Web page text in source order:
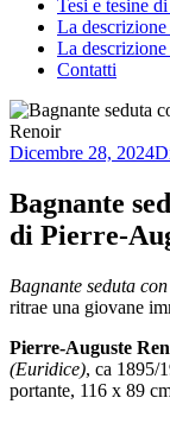
Tesi e tesine
La
La
Contatti
Pubblicato
Dicembre 28, 2024
Bagnante
di Pierre-
Bagnante seduta
ritrae una giovane
Pierre-Auguste
(Euridice), ca 1895/
portante, 116 x 89